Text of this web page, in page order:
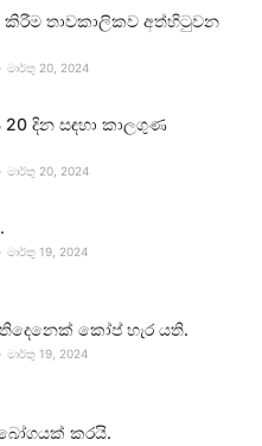
කිරීම තාවකාලිකව අත්හිටුවන
මාර්තු 20, 2024
20 දින සඳහා කාලගුණ
මාර්තු 20, 2024
මාර්තු 19, 2024
කෝප් හැර යති.
මාර්තු 19, 2024
කරයි.